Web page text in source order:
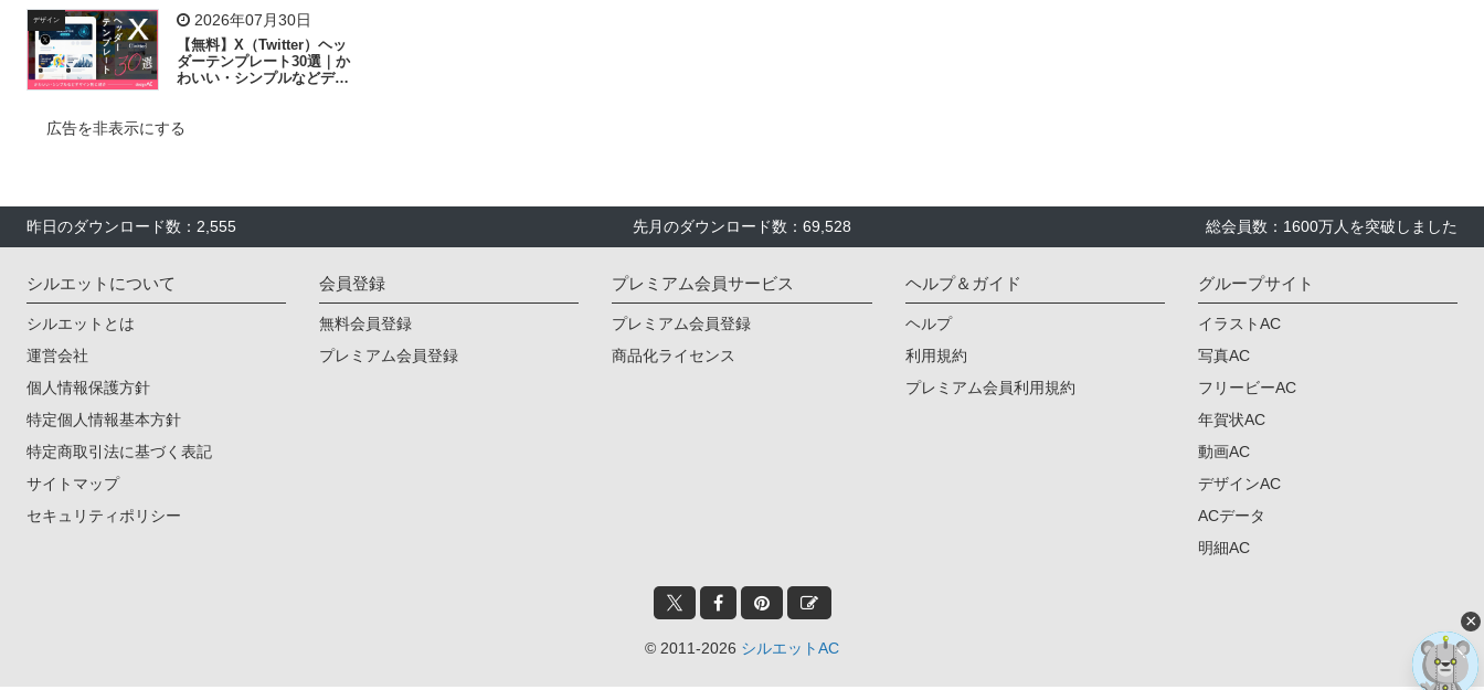
デザイン 2026年07月30日
【無料】X（Twitter）ヘッ
ダーテンプレート30選｜か
わいい・シンプルなどデザ
広告を非表示にする
昨日のダウンロード数：2,555 先月のダウンロード数：69,528 総会員数：1600万人を突破しました
シルエットについて
シルエットとは
運営会社
個人情報保護方針
特定個人情報基本方針
特定商取引法に基づく表記
サイトマップ
セキュリティポリシー
会員登録
無料会員登録
プレミアム会員登録
プレミアム会員サービス
プレミアム会員登録
商品化ライセンス
ヘルプ＆ガイド
ヘルプ
利用規約
プレミアム会員利用規約
グループサイト
イラストAC
写真AC
フリービーAC
年賀状AC
動画AC
デザインAC
ACデータ
明細AC
© 2011-2026 シルエットAC
×